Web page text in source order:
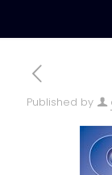
Published by